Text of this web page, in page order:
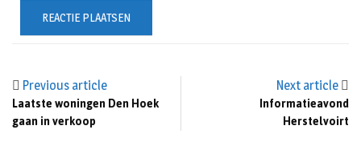
Previous article
Laatste woningen Den Hoek
gaan in verkoop
Next article
Informatieavond
Herstelvoirt